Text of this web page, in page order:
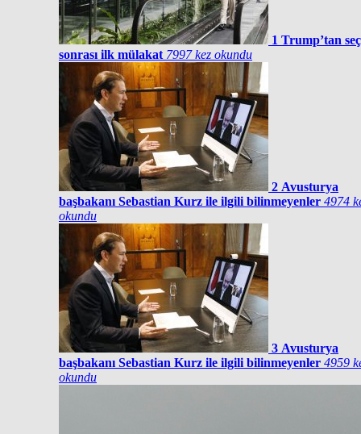
1 Trump’tan
sonrası ilk mülakat 7997 kez okundu
2 Avusturya
başbakanı Sebastian Kurz ile ilgili bilinmeyenler 4974
okundu
3 Avusturya
başbakanı Sebastian Kurz ile ilgili bilinmeyenler 4959
okundu